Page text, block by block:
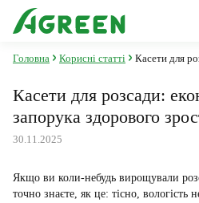
Головна Корисні статті Касети для
Касети для розсади:
запорука здорового
30.11.2025
Якщо ви коли-небудь вирощували
точно знаєте, як це: тісно, вологість